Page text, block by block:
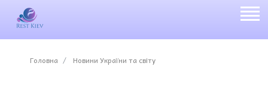
Головна Новини України та світу